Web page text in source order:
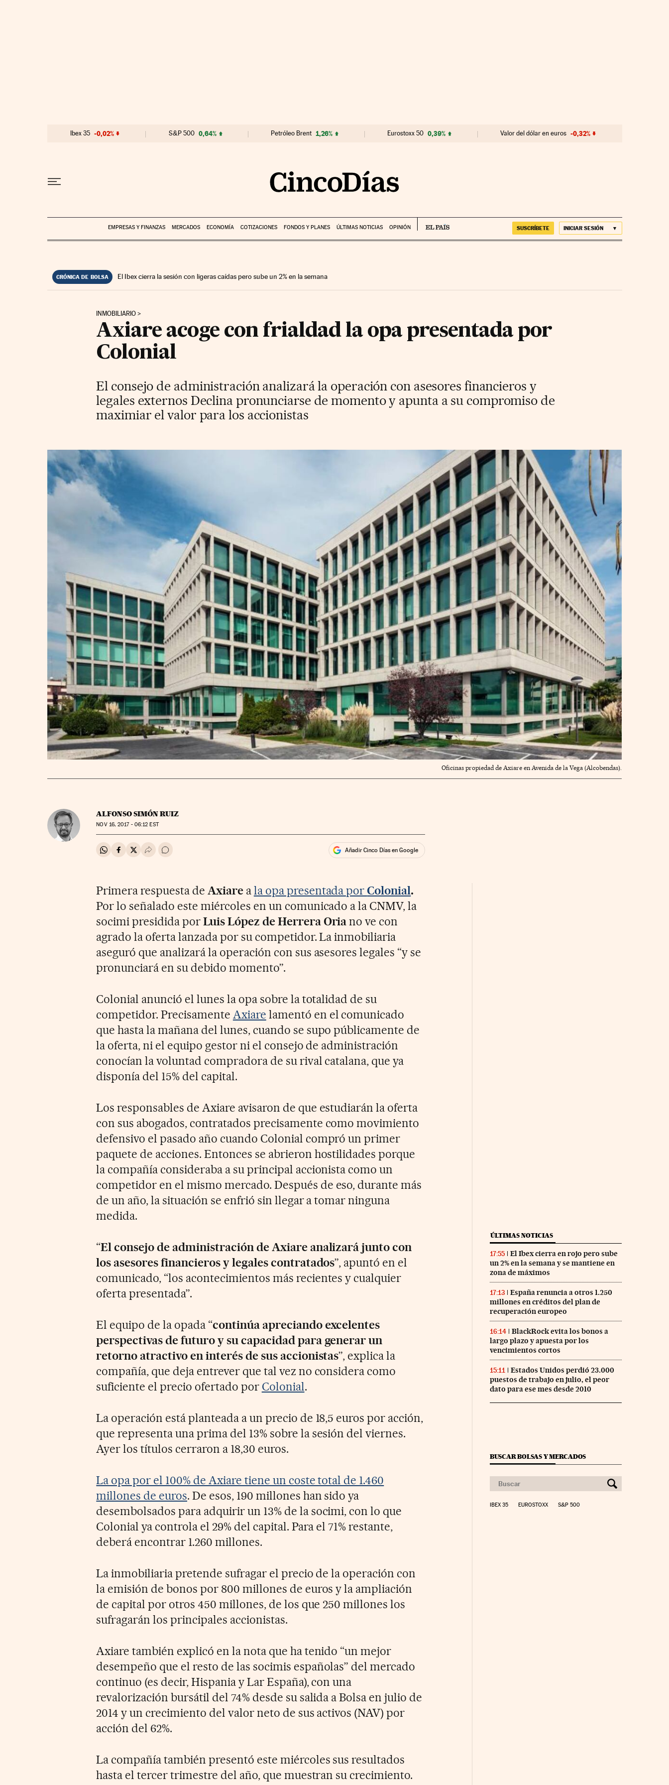
Ibex 35 -0,02% S&P 500 0,64% Petróleo Brent 1,26% Eurostoxx 50 0,39% Valor del dólar en euros -0,32%
EMPRESAS Y FINANZAS MERCADOS ECONOMÍA COTIZACIONES FONDOS Y PLANES ÚLTIMAS NOTICIAS OPINIÓN SUSCRÍBETE INICIAR SESIÓN
CRÓNICA DE BOLSA El Ibex cierra la sesión con ligeras caídas pero sube un 2% en la semana
INMOBILIARIO
Axiare acoge con frialdad la opa presentada por
Colonial
El consejo de administración analizará la operación con asesores financieros y
legales externos Declina pronunciarse de momento y apunta a su compromiso de
maximiar el valor para los accionistas
Oficinas propiedad de Axiare en Avenida de la Vega (Alcobendas).
ALFONSO SIMÓN RUIZ
NOV16, 2017 - 06:12 EST
Compartir en Whatsapp
Compartir en Facebook
Compartir en Twitter
Desplegar Redes Sociales
Ir a los comentarios Añadir Cinco Días en Google
Primera respuesta de Axiareala opa presentada por Colonial.
Por lo señalado este miércoles en un comunicado a la CNMV, la
socimi presidida porLuis López de Herrera Oriano ve con
agrado la oferta lanzada por su competidor. La inmobiliaria
aseguró que analizará la operación con sus asesores legales “y se
pronunciará en su debido momento”.
Colonial anunció el lunes la opa sobre la totalidad de su
competidor. Precisamente Axiare lamentó en el comunicado
que hasta la mañana del lunes, cuando se supo públicamente de
la oferta, ni el equipo gestor ni el consejo de administración
conocían la voluntad compradora de su rival catalana, que ya
disponía del 15% del capital.
Los responsables de Axiare avisaron de que estudiarán la oferta
con sus abogados, contratados precisamente como movimiento
defensivo el pasado año cuando Colonial compró un primer
paquete de acciones. Entonces se abrieron hostilidades porque
la compañía consideraba a su principal accionista como un
competidor en el mismo mercado. Después de eso, durante más
de un año, la situación se enfrió sin llegar a tomar ninguna
medida.
“El consejo de administración de Axiare analizará junto con
los asesores financieros y legales contratados”, apuntó en el
comunicado, “los acontecimientos más recientes y cualquier
oferta presentada”.
El equipo de la opada “continúa apreciando excelentes
perspectivas de futuro y su capacidad para generar un
retorno atractivo en interés de sus accionistas”, explica la
compañía, que deja entrever que tal vez no considera como
suficiente el precio ofertado por Colonial.
La operación está planteada a un precio de 18,5 euros por acción,
que representa una prima del 13% sobre la sesión del viernes.
Ayer los títulos cerraron a 18,30 euros.
La opa por el 100% de Axiare tiene un coste total de 1.460
millones de euros. De esos, 190 millones han sido ya
desembolsados para adquirir un 13% de la socimi, con lo que
Colonial ya controla el 29% del capital. Para el 71% restante,
deberá encontrar 1.260 millones.
La inmobiliaria pretende sufragar el precio de la operación con
la emisión de bonos por 800 millones de euros y la ampliación
de capital por otros 450 millones, de los que 250 millones los
sufragarán los principales accionistas.
Axiare también explicó en la nota que ha tenido “un mejor
desempeño que el resto de las socimis españolas” del mercado
continuo (es decir, Hispania y Lar España), con una
revalorización bursátil del 74% desde su salida a Bolsa en julio de
2014 y un crecimiento del valor neto de sus activos (NAV) por
acción del 62%.
La compañía también presentó este miércoles sus resultados
hasta el tercer trimestre del año, que muestran su crecimiento.
ÚLTIMAS NOTICIAS
17:55
El Ibex cierra en rojo pero sube
un 2% en la semana y se mantiene en
zona de máximos
17:13
España renuncia a otros 1.250
millones en créditos del plan de
recuperación europeo
16:14
BlackRock evita los bonos a
largo plazo y apuesta por los
vencimientos cortos
15:11
Estados Unidos perdió 23.000
puestos de trabajo en julio, el peor
dato para ese mes desde 2010
BUSCAR BOLSAS Y MERCADOS
IBEX 35 EUROSTOXX S&P 500